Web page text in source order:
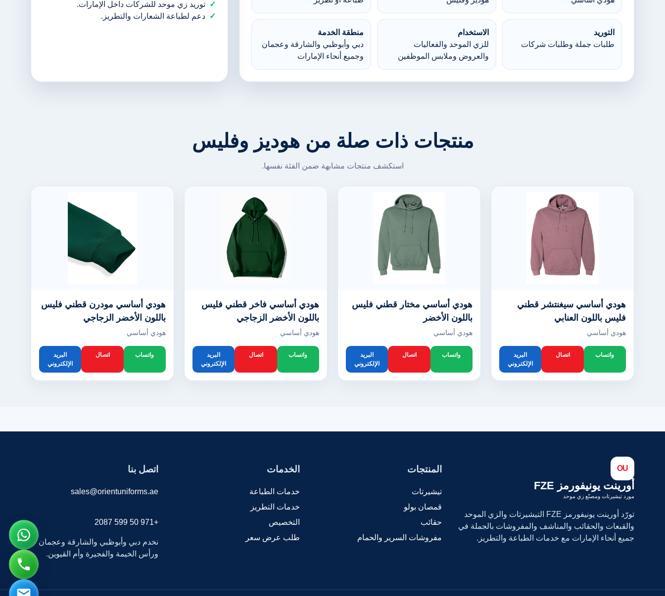
التوريد
طلبات جملة وطلبات شركات
الاستخدام
للزي الموحد والفعاليات
والعروض وملابس الموظفين
منطقة الخدمة
دبي وأبوظبي والشارقة وعجمان
وجميع أنحاء الإمارات
توريد زي موحد للشركات داخل الإمارات.
دعم لطباعة الشعارات والتطريز.
منتجات ذات صلة من هوديز وفليس
استكشف منتجات مشابهة ضمن الفئة نفسها.
هودي أساسي سيغنتشر قطني
فليس باللون العنابي
هودي أساسي
واتساب اتصال
البريد
الإلكتروني
هودي أساسي مختار قطني فليس
باللون الأخضر
هودي أساسي
واتساب اتصال
البريد
الإلكتروني
هودي أساسي فاخر قطني فليس
باللون الأخضر الزجاجي
هودي أساسي
واتساب اتصال
البريد
الإلكتروني
هودي أساسي مودرن قطني فليس
باللون الأخضر الزجاجي
هودي أساسي
واتساب اتصال
البريد
الإلكتروني
OU
أورينت يونيفورمز FZE
مورد تيشيرتات ومصنّع زي موحد
تورّد أورينت يونيفورمز FZE التيشيرتات والزي الموحد
والقبعات والحقائب والمناشف والمفروشات بالجملة في
جميع أنحاء الإمارات مع خدمات الطباعة والتطريز.
المنتجات
تيشيرتات
قمصان بولو
حقائب
مفروشات السرير والحمام
الخدمات
خدمات الطباعة
خدمات التطريز
التخصيص
طلب عرض سعر
اتصل بنا
sales@orientuniforms.ae
+971 50 599 2087
نخدم دبي وأبوظبي والشارقة وعجمان
ورأس الخيمة والفجيرة وأم القيوين.